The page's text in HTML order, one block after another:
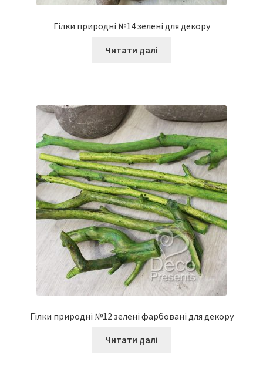
Гілки природні №14 зелені для декору
Читати далі
Гілки природні №12 зелені фарбовані для декору
Читати далі